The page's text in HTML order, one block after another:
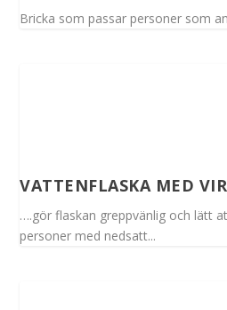
Bricka som passar personer som
VATTENFLASKA MED
….gör flaskan greppvänlig och lätt
personer med nedsatt...